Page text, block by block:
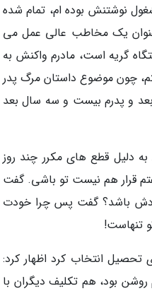
نوشتنش بوده ام، تمام شده
عنوان یک مخاطب عالی عمل می
گریه است، مادرم واکنش به
چون موضوع داستان مرگ پدر
بعد و پدرم بیست و سه سال بعد
دلیل قطع های مکرر چند روز
قرار هم نیست تو باشی. گفت
باشد؟ گفت پس چرا خودت
تنهاست!
تحصیل انتخاب کرد اظهار کرد:
روشن بود، هم تکلیف دیگران با